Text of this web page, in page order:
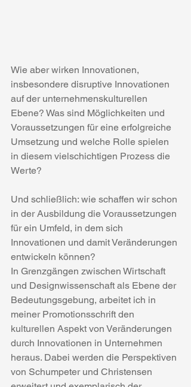
Wie aber wirken Innovationen,
insbesondere disruptive Innovationen
auf der unternehmenskulturellen
Ebene? Was sind Möglichkeiten und
Voraussetzungen für eine erfolgreiche
Umsetzung und welche Rolle spielen
in diesem vielschichtigen Prozess die
Werte?
Und schließlich: wie schaffen wir schon
in der Ausbildung die Voraussetzungen
für ein Umfeld, in dem sich
Innovationen und damit Veränderungen
entwickeln können?
In Grenzgängen zwischen Wirtschaft
und Designwissenschaft als Ebene der
Bedeutungsgebung, arbeitet ich in
meiner Promotionsschrift den
kulturellen Aspekt von Veränderungen
durch Innovationen in Unternehmen
heraus. Dabei werden die Perspektiven
von Schumpeter und Christensen